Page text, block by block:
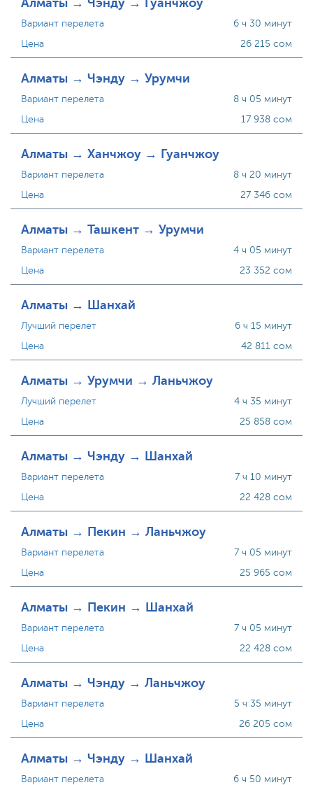
Алматы → Чэнду → Гуанчжоу
Вариант перелета
Цена
6 ч 30 минут
26 215 сом
Алматы → Чэнду → Урумчи
Вариант перелета
Цена
8 ч 05 минут
17 938 сом
Алматы → Ханчжоу → Гуанчжоу
Вариант перелета
Цена
8 ч 20 минут
27 346 сом
Алматы → Ташкент → Урумчи
Вариант перелета
Цена
4 ч 05 минут
23 352 сом
Алматы → Шанхай
Лучший перелет
Цена
6 ч 15 минут
42 811 сом
Алматы → Урумчи → Ланьчжоу
Лучший перелет
Цена
4 ч 35 минут
25 858 сом
Алматы → Чэнду → Шанхай
Вариант перелета
Цена
7 ч 10 минут
22 428 сом
Алматы → Пекин → Ланьчжоу
Вариант перелета
Цена
7 ч 05 минут
25 965 сом
Алматы → Пекин → Шанхай
Вариант перелета
Цена
7 ч 05 минут
22 428 сом
Алматы → Чэнду → Ланьчжоу
Вариант перелета
Цена
5 ч 35 минут
26 205 сом
Алматы → Чэнду → Шанхай
Вариант перелета
6 ч 50 минут